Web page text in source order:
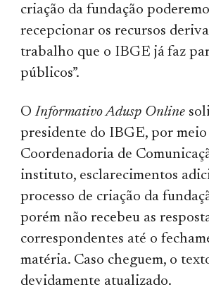
criação da fundação
recepcionar os recursos
trabalho que o IBGE já faz
públicos”.
OInformativo Adusp Online
presidente do IBGE, por meio
Coordenadoria de
instituto, esclarecimentos
processo de criação da
porém não recebeu as
correspondentes até o
matéria. Caso cheguem, o
devidamente atualizado.